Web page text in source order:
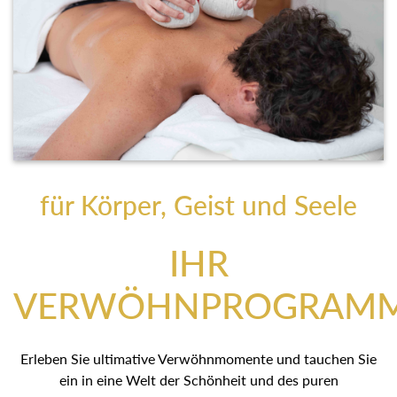
für Körper, Geist und Seele
IHR
Erleben Sie ultimative Verwöhnmomente und tauchen Sie
ein in eine Welt der Schönheit und des puren